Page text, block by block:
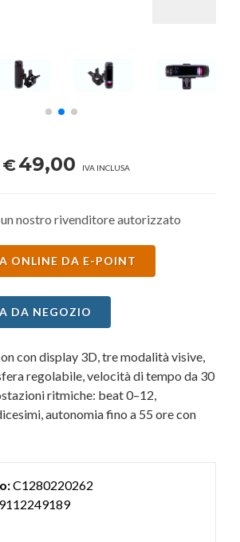
€49,00 IVA INCLUSA
nostro rivenditore autorizzato
ONLINE DA E-POINT
DA NEGOZIO
con display 3D, tre modalità visive,
regolabile, velocità di tempo da 30
ritmiche: beat 0–12,
autonomia fino a 55 ore con
C1280220262